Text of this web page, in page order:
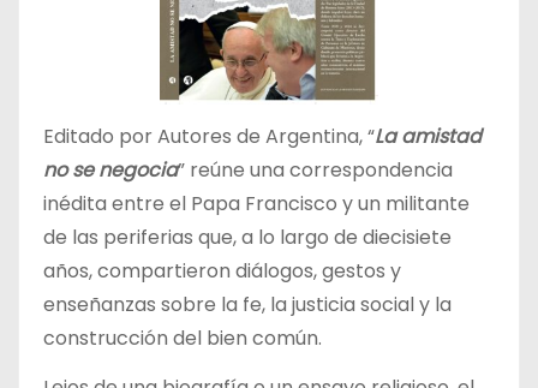
Editado por Autores de Argentina, “La amistad
no se negocia” reúne una correspondencia
inédita entre el Papa Francisco y un militante
de las periferias que, a lo largo de diecisiete
años, compartieron diálogos, gestos y
enseñanzas sobre la fe, la justicia social y la
construcción del bien común.